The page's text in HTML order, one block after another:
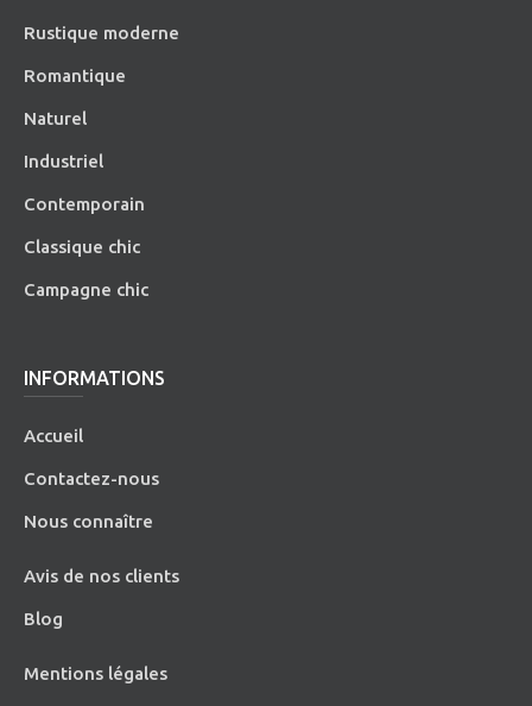
Rustique moderne
Romantique
Naturel
Industriel
Contemporain
Classique chic
Campagne chic
INFORMATIONS
Accueil
Contactez-nous
Nous connaître
Avis de nos clients
Blog
Mentions légales